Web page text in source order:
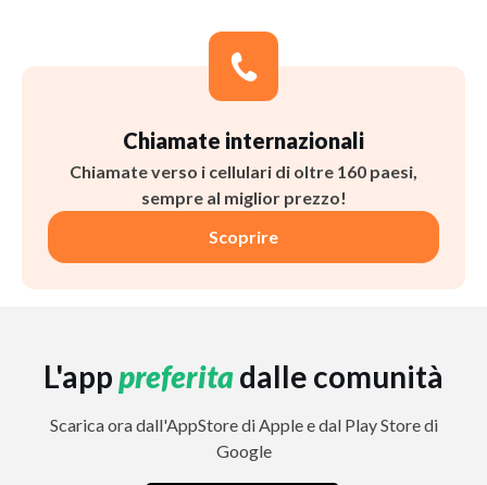
Chiamate internazionali
Chiamate verso i cellulari di oltre 160 paesi,
sempre al miglior prezzo!
Scoprire
L'apppreferitadalle comunità
Scarica ora dall'AppStore di Apple e dal Play Store di
Google